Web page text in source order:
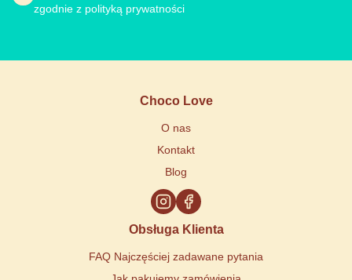
zgodnie z polityką prywatności
Choco Love
O nas
Kontakt
Blog
Obsługa Klienta
FAQ Najczęściej zadawane pytania